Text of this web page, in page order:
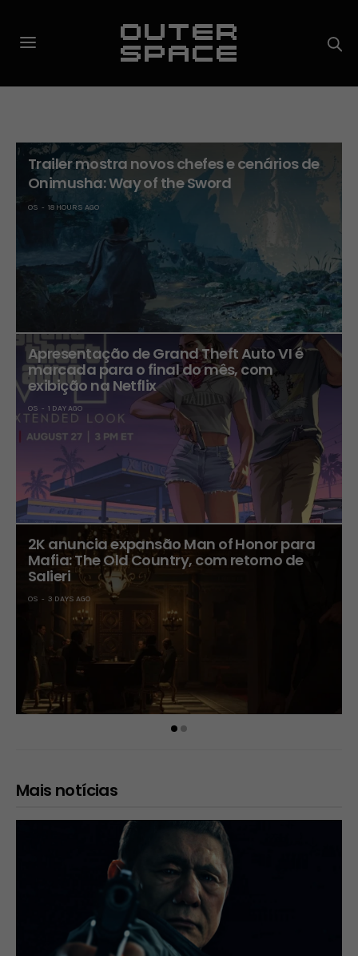
Trailer mostra novos chefes e cenários de
Onimusha: Way of the Sword
OS 18 HOURS AGO
Apresentação de Grand Theft Auto VI é
marcada para o final do mês, com
exibição na Netflix
OS 1 DAY AGO
2K anuncia expansão Man of Honor para
Mafia: The Old Country, com retorno de
Salieri
OS 3 DAYS AGO
Mais notícias